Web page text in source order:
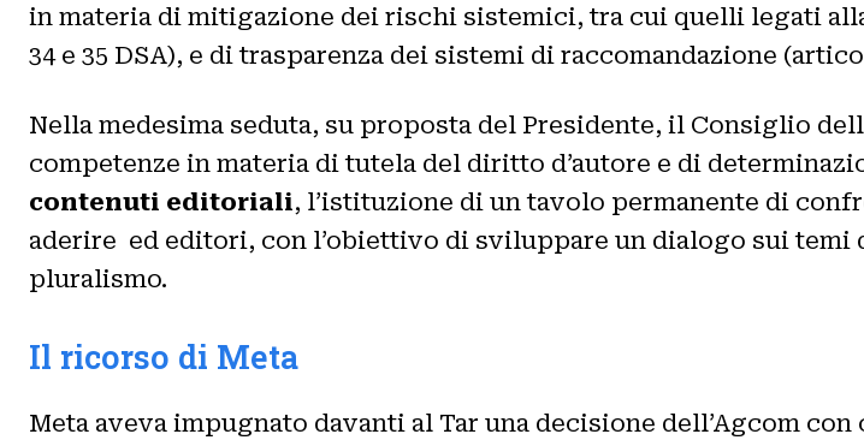
in materia di mitigazione dei rischi sistemici, tra cui quelli legati
34 e 35 DSA), e di trasparenza dei sistemi di raccomandazione
Nella medesima seduta, su proposta del Presidente, il Consiglio
competenze in materia di tutela del diritto d’autore e di
contenuti editoriali, l’istituzione di un tavolo permanente di
aderire ed editori, con l’obiettivo di sviluppare un dialogo sui
pluralismo.
Il ricorso di Meta
Meta aveva impugnato davanti al Tar una decisione dell’Agcom